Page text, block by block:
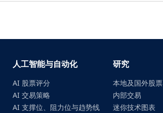
人工智能与自动化 研究
AI 股票评分
AI 交易策略
AI 支撑位、阻力位与趋势线
本地及国外股票
内部交易
迷你技术图表